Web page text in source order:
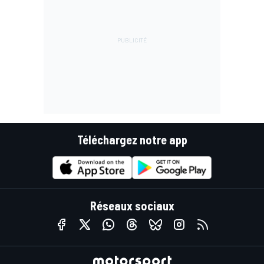
Téléchargez notre app
Réseaux sociaux